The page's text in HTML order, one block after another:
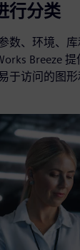
行分类
数、环境、
Breeze
于访问的图形